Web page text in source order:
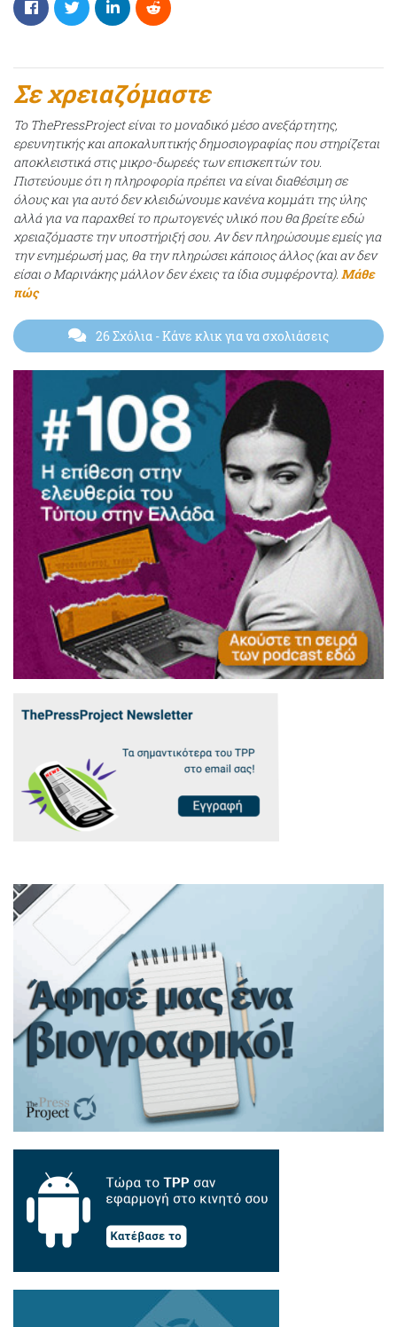
Σε χρειαζόμαστε
Το ThePressProject είναι το μοναδικό μέσο ανεξάρτητης,
ερευνητικής και αποκαλυπτικής δημοσιογραφίας που στηρίζεται
αποκλειστικά στις μικρο-δωρεές των επισκεπτών του.
Πιστεύουμε ότι η πληροφορία πρέπει να είναι διαθέσιμη σε
όλους και για αυτό δεν κλειδώνουμε κανένα κομμάτι της ύλης
αλλά για να παραχθεί το πρωτογενές υλικό που θα βρείτε εδώ
χρειαζόμαστε την υποστήριξή σου. Αν δεν πληρώσουμε εμείς για
την ενημέρωσή μας, θα την πληρώσει κάποιος άλλος (και αν δεν
είσαι ο Μαρινάκης μάλλον δεν έχεις τα ίδια συμφέροντα). Μάθε
πώς
26 Σχόλια - Κάνε κλικ για να σχολιάσεις